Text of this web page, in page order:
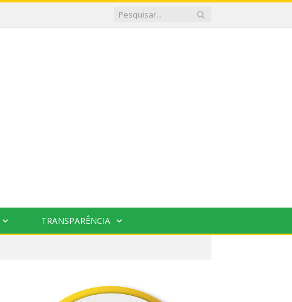
TRANSPARÊNCIA